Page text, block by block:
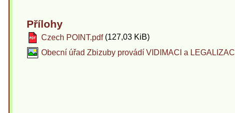
Přílohy
Czech POINT.pdf(127,03 KiB)
Obecní úřad Zbizuby provádí VIDIMACI a LEGALIZACI